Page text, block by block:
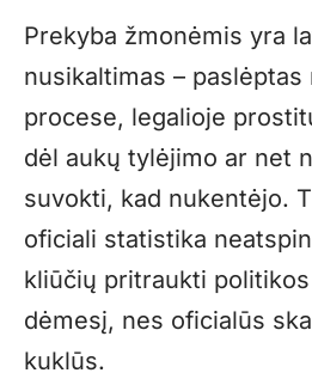
Prekyba žmonėmis yra
nusikaltimas – paslėptas
procese, legalioje
dėl aukų tylėjimo ar net
suvokti, kad nukentėjo.
oficiali statistika
kliūčių pritraukti
dėmesį, nes oficialūs
kuklūs.